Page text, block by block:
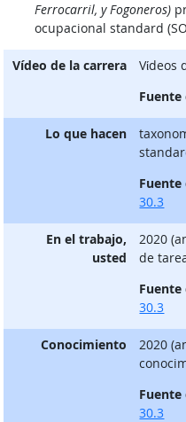
Ferrocarril, y Fogoneros)
ocupacional standard
Vídeo de la carrera
Fuente
Lo que hacen
Fuente
30.3
En el trabajo,
usted
2020
de
Fuente
30.3
Conocimiento
2020
Fuente
30.3